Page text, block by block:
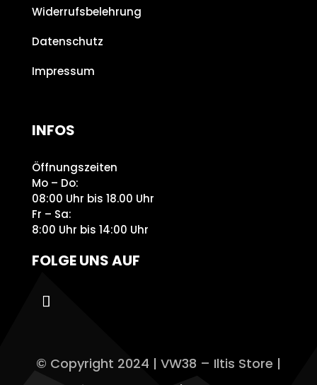
Widerrufsbelehrung
Datenschutz
Impressum
INFOS
Öffnungszeiten
Mo – Do:
08:00 Uhr bis 18.00 Uhr
Fr – Sa:
8:00 Uhr bis 14:00 Uhr
FOLGE UNS AUF
© Copyright 2024 | VW38 – Iltis Store |